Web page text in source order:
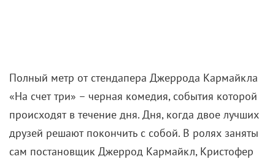
Полный метр от стендапера Джеррода Кармайкла
«На счет три» – черная комедия, события которой
происходят в течение дня. Дня, когда двое лучших
друзей решают покончить с собой. В ролях заняты
сам постановщик Джеррод Кармайкл, Кристофер